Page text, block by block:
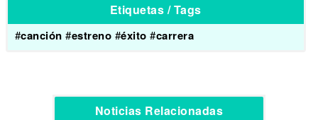
Etiquetas / Tags
#canción #estreno #éxito #carrera
Noticias Relacionadas